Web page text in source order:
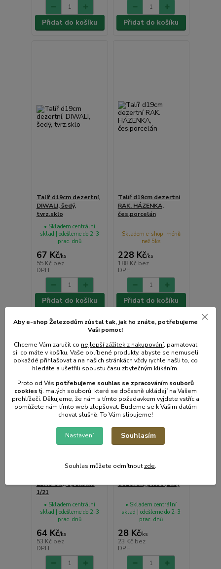
Přidat do košíku Přidat do košíku
Talíř d19cm dezertní,
DIWALI, šedý,
tvrz.sklo
67 Kč/ks
55 Kč bez
DPH
• Skladem centrální
sklad | odešleme do 2-3
prac. dnů
Přidat do košíku
Talíř d19cm dezertní
RAK. HÁZENKA,
čes.porcelán
228 Kč/ks
188 Kč bez
DPH
Skladem e-shop, méně
než 5ks
Přidat do košíku
EBRO bílý, opál.sklo
1/21
64 Kč/ks
53 Kč bez
DPH
• Skladem centrální
sklad | odešleme do 2-3
prac. dnů
dezertní, plast (1ks)
28 Kč/ks
23 Kč bez
DPH
• Skladem centrální
sklad | odešleme do 2-3
prac. dnů
Aby e-shop Železodům zůstal tak, jak ho znáte, potřebujeme
Vaši pomoc!
Chceme Vám zaručit co nejlepší zážitek z nakupování, pamatovat
si, co máte v košíku, Vaše oblíbené produkty, abyste se nemuseli
pokaždé přihlašovat a na našich stránkách vždy rychle našli to, co
hledáte a ušetřili spoustu času zbytečným klikáním.
Proto od Vás potřebujeme souhlas se zpracováním souborů
cookiestj. malých souborů, které se dočasně ukládají na Vašem
prohlížeči. Děkujeme, že nám s tímto požadavkem vyjdete vstříc a
pomůžete nám tímto web zlepšovat. Budeme se k Vašim datům
chovat slušně. To Vám slibujeme!
Nastavení Souhlasím
Souhlas můžete odmítnout zde.